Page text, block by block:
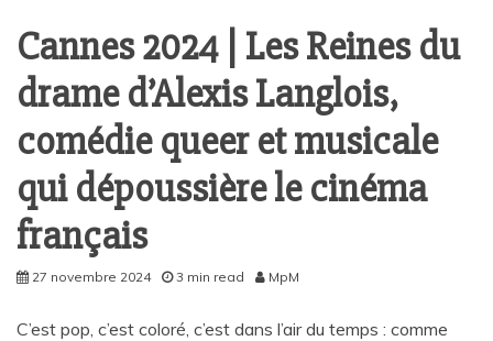
Cannes 2024 | Les Reines du
drame d’Alexis Langlois,
comédie queer et musicale
qui dépoussière le cinéma
français
27 novembre 2024 3 min read MpM
C’est pop, c’est coloré, c’est dans l’air du temps : comme